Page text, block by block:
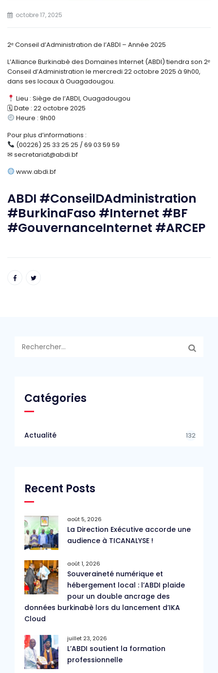
octobre 17, 2025
2ᵉ Conseil d’Administration de l’ABDI – Année 2025
L’Alliance Burkinabè des Domaines Internet (ABDI) tiendra son 2ᵉ
Conseil d’Administration le mercredi 22 octobre 2025 à 9h00,
dans ses locaux à Ouagadougou.
Lieu : Siège de l’ABDI, Ouagadougou
🗓 Date : 22 octobre 2025
Heure : 9h00
Pour plus d’informations :
(00226) 25 33 25 25 / 69 03 59 59
✉ secretariat@abdi.bf
www.abdi.bf
ABDI #ConseilDAdministration
#BurkinaFaso #Internet #BF
#GouvernanceInternet #ARCEP
Catégories
Actualité 132
Recent Posts
août 5, 2026
La Direction Exécutive accorde une
audience à TICANALYSE !
août 1, 2026
Souveraineté numérique et
hébergement local : l’ABDI plaide
pour un double ancrage des
données burkinabè lors du lancement d’IKA
Cloud
juillet 23, 2026
L’ABDI soutient la formation
professionnelle